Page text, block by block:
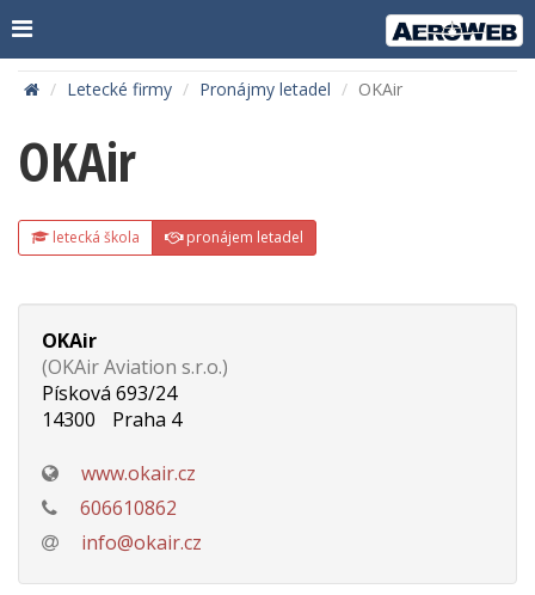
Letecké firmy Pronájmy letadel OKAir
OKAir
letecká škola pronájem letadel
OKAir
(OKAir Aviation s.r.o.)
Písková 693/24
14300
Praha 4
www.okair.cz
606610862
info@okair.cz